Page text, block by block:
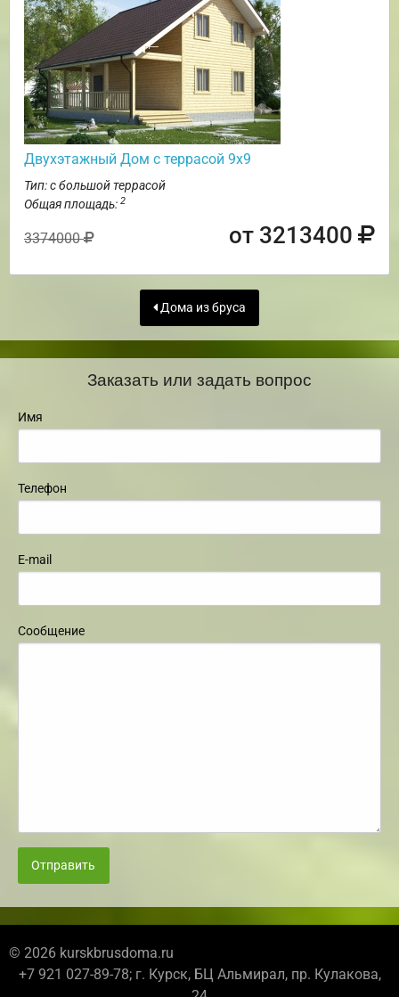
Двухэтажный Дом с террасой 9х9
Тип: с большой террасой
Общая площадь: 2
3374000 от 3213400
Дома из бруса
Заказать или задать вопрос
Имя
Телефон
E-mail
Сообщение
Отправить
© 2026 kurskbrusdoma.ru
+7 921 027-89-78; г. Курск, БЦ Альмирал, пр. Кулакова,